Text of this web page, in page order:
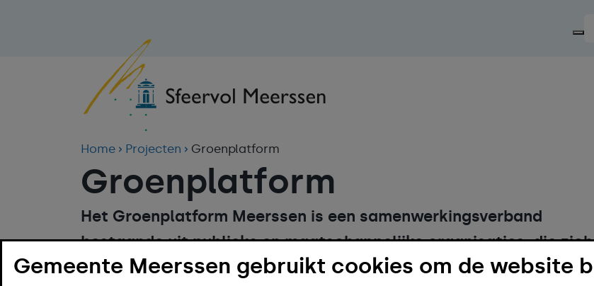
Home Projecten Groenplatform
Groenplatform
Het Groenplatform Meerssen is een samenwerkingsverband
bestaande uit publieke en maatschappelijke organisaties, die zich
samen inzetten voor de kwaliteit van het landschap in Meerssen.
Gemeente Meerssen gebruikt cookies om de website